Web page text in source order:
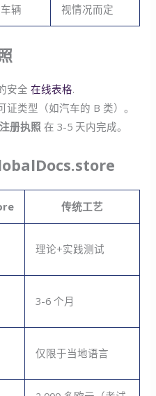
辆 视情况而定
安全在线表格.
证类型（如汽车的 B 类）。
册执照 在 3-5 天内完成。
传统工艺
理论+实践测试
3-6 个月
仅限于当地语言